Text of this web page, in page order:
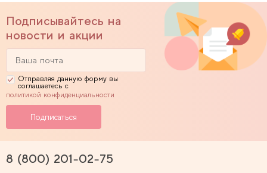
Подписывайтесь на
новости и акции
Отправляя данную форму вы
соглашаетесь с
политикой конфиденциальности
8 (800) 201-02-75